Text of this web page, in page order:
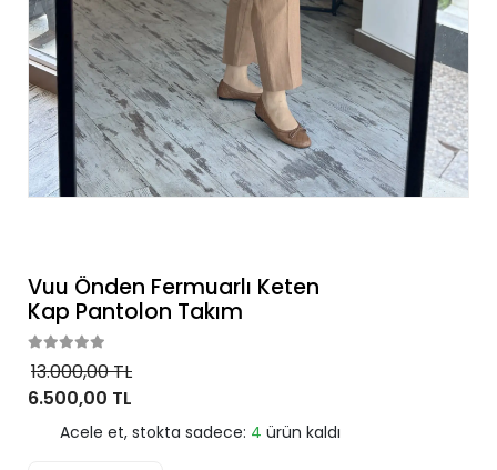
Vuu Önden Fermuarlı Keten
Kap Pantolon Takım
13.000,00 TL
6.500,00 TL
Acele et, stokta sadece: 4 ürün kaldı